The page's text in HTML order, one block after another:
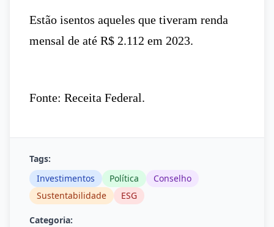
Estão isentos aqueles que tiveram renda
mensal de até R$ 2.112 em 2023.
Fonte: Receita Federal.
Tags:
Investimentos
Política
Conselho
Sustentabilidade
ESG
Categoria: